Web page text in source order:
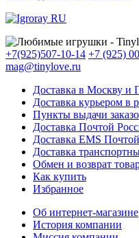
+7(925)507-10-14 +7 (925)
mag@tinylove.ru
Доставка в Москву и
Доставка курьером в
Пункты выдачи
Доставка Почтой
Доставка EMS Почтой
Доставка
Обмен и возврат
Как купить
Избранное
Об интернет-магазине
История компании